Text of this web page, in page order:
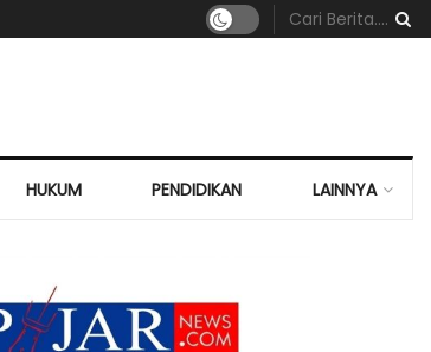
HUKUM PENDIDIKAN LAINNYA